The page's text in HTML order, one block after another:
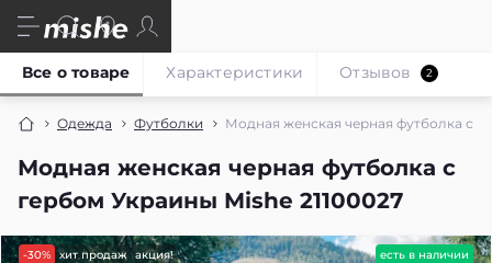
Одежда Футболки Модная женская черная футболка с
Модная женская черная футболка с
гербом Украины Mishe 21100027
Все о товаре Характеристики Отзывов 2
-30% хит продаж акция! есть в наличии